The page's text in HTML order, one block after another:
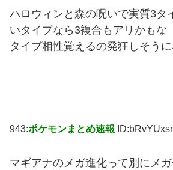
ハロウィンと森の呪いで実質3タ
いタイプなら3複合もアリかもな
タイプ相性覚えるの発狂しそう
943:ポケモンまとめ速報
マギアナのメガ進化って別にメ